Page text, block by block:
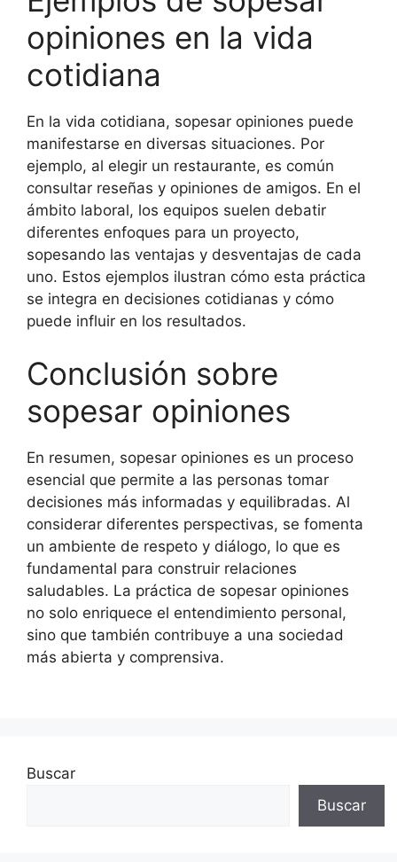
opiniones en la vida
cotidiana
En la vida cotidiana, sopesar opiniones puede
manifestarse en diversas situaciones. Por
ejemplo, al elegir un restaurante, es común
consultar reseñas y opiniones de amigos. En el
ámbito laboral, los equipos suelen debatir
diferentes enfoques para un proyecto,
sopesando las ventajas y desventajas de cada
uno. Estos ejemplos ilustran cómo esta práctica
se integra en decisiones cotidianas y cómo
puede influir en los resultados.
Conclusión sobre
sopesar opiniones
En resumen, sopesar opiniones es un proceso
esencial que permite a las personas tomar
decisiones más informadas y equilibradas. Al
considerar diferentes perspectivas, se fomenta
un ambiente de respeto y diálogo, lo que es
fundamental para construir relaciones
saludables. La práctica de sopesar opiniones
no solo enriquece el entendimiento personal,
sino que también contribuye a una sociedad
más abierta y comprensiva.
Buscar
Buscar